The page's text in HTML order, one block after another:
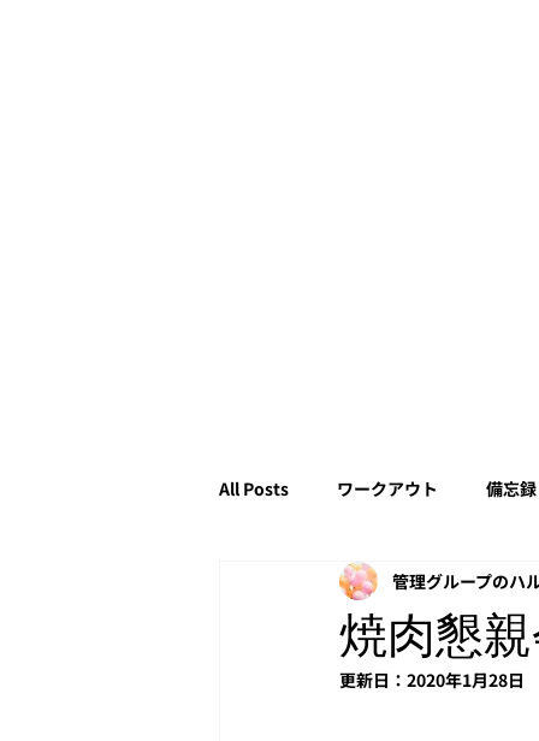
All Posts ワークアウト 備忘録
アクティベーション PAC
Windows 投資 NetApp
焼肉懇
管理グループのハ
更新日： 2020年1月28日